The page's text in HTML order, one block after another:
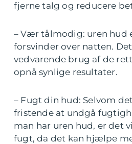
fjerne talg og reducere
– Vær tålmodig: uren hud
forsvinder over natten.
vedvarende brug af de
opnå synlige resultater.
– Fugt din hud: Selvom
fristende at undgå
man har uren hud, er det
fugt, da det kan hjælpe